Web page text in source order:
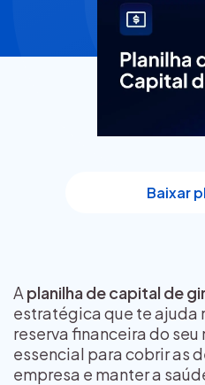
Baixar
A planilha de capital de
estratégica que te ajuda
reserva financeira do seu
essencial para cobrir as
empresa e manter a